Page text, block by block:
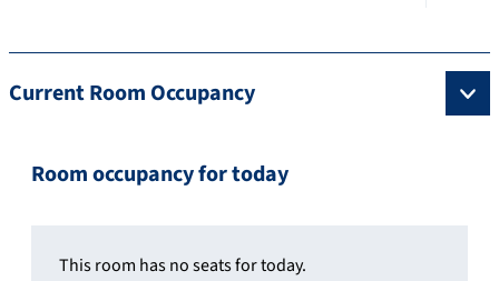
Current Room Occupancy
Room occupancy for today
This room has no seats for today.